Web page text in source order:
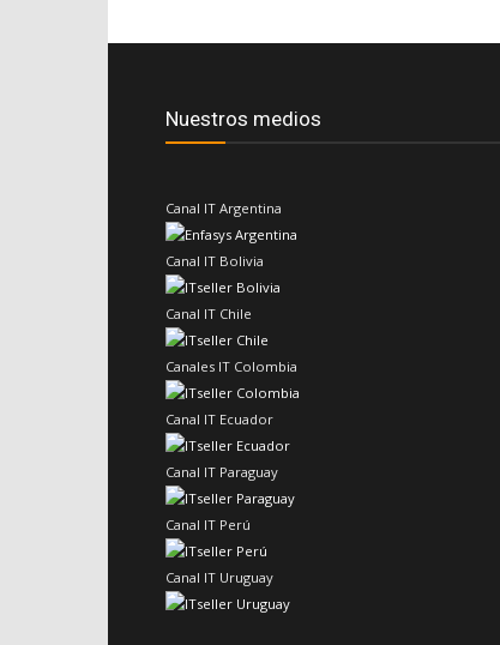
Nuestros medios
Canal IT Argentina
Canal IT Bolivia
Canal IT Chile
Canales IT Colombia
Canal IT Ecuador
Canal IT Paraguay
Canal IT Perú
Canal IT Uruguay